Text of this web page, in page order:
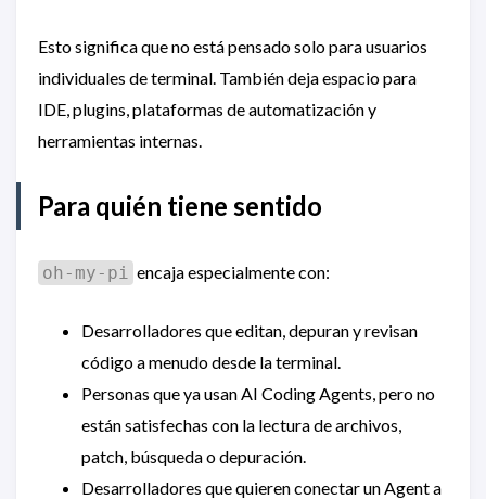
Esto significa que no está pensado solo para usuarios
individuales de terminal. También deja espacio para
IDE, plugins, plataformas de automatización y
herramientas internas.
Para quién tiene sentido
oh-my-pi encaja especialmente con:
Desarrolladores que editan, depuran y revisan
código a menudo desde la terminal.
Personas que ya usan AI Coding Agents, pero no
están satisfechas con la lectura de archivos,
patch, búsqueda o depuración.
Desarrolladores que quieren conectar un Agent a